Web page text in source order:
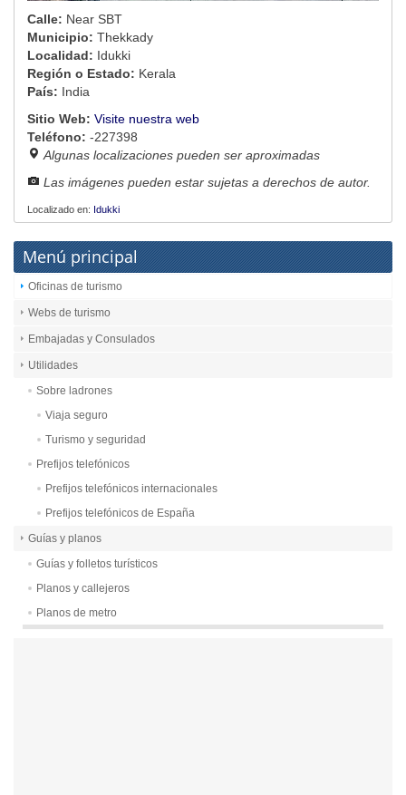
Calle: Near SBT
Municipio: Thekkady
Localidad: Idukki
Región o Estado: Kerala
País: India
Sitio Web: Visite nuestra web
Teléfono: -227398
Algunas localizaciones pueden ser aproximadas
Las imágenes pueden estar sujetas a derechos de autor.
Localizado en: Idukki
Menú principal
Oficinas de turismo
Webs de turismo
Embajadas y Consulados
Utilidades
Sobre ladrones
Viaja seguro
Turismo y seguridad
Prefijos telefónicos
Prefijos telefónicos internacionales
Prefijos telefónicos de España
Guías y planos
Guías y folletos turísticos
Planos y callejeros
Planos de metro